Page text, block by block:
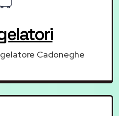
Cadoneghe